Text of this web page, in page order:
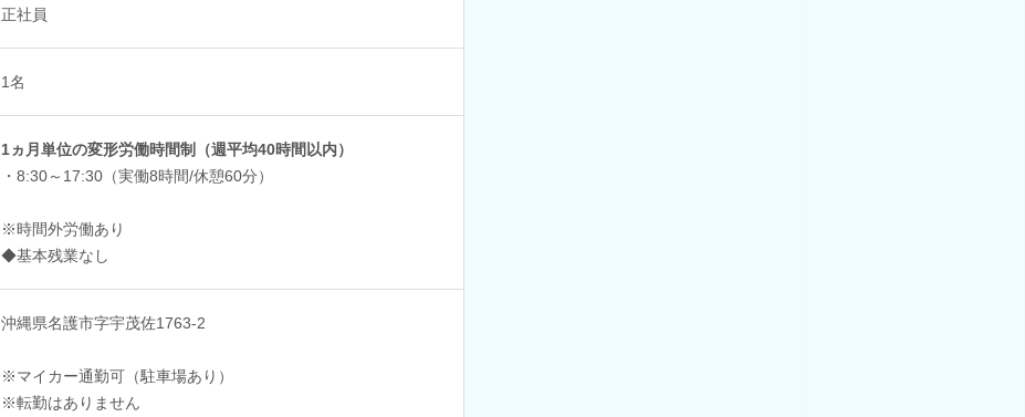
正社員
1名
1ヵ月単位の変形労働時間制（週平均40時間以内）
・8:30～17:30（実働8時間/休憩60分）
※時間外労働あり
◆基本残業なし
沖縄県名護市字宇茂佐1763-2
※マイカー通勤可（駐車場あり）
※転勤はありません